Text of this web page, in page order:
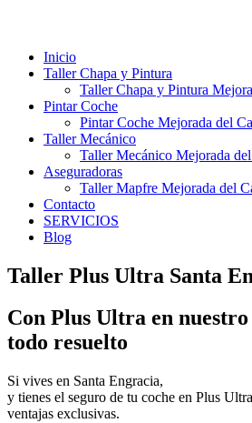
Inicio
Taller Chapa y Pintura
Taller Chapa y Pintura
Pintar Coche
Pintar Coche Mejorada del
Taller Mecánico
Taller Mecánico Mejorada
Aseguradoras
Taller Mapfre Mejorada del
Contacto
SERVICIOS
Blog
Taller Plus Ultra Santa
Con Plus Ultra en
todo resuelto
Si vives en Santa Engracia,
y tienes el seguro de tu coche en Plus
ventajas exclusivas.